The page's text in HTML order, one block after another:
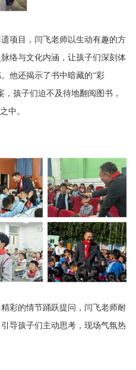
项目，闫飞老师以生动有趣的方
络与文化内涵，让孩子们深刻体
他还揭示了书中暗藏的“彩
孩子们迫不及待地翻阅图书，
中。
彩的情节踊跃提问，闫飞老师耐
导孩子们主动思考，现场气氛热